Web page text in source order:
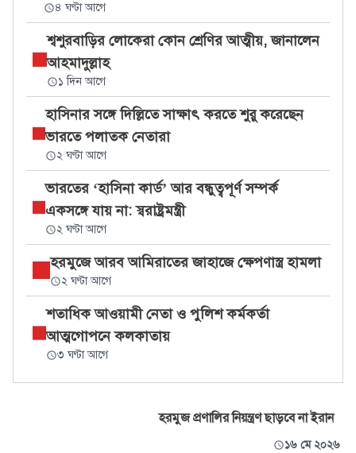
৪ ঘণ্টা আগে
শ্বশুরবাড়ির লোকেরা কোন শ্রেণির আত্মীয়, জানালেন
আহমাদুল্লাহ
১ দিন আগে
হাসিনার সঙ্গে দিল্লিতে সাক্ষাৎ করতে শুরু করেছেন
ভারতে পলাতক নেতারা
২ ঘণ্টা আগে
ভারতের ‘হাসিনা কার্ড’ আর বন্ধুত্বপূর্ণ সম্পর্ক
একসঙ্গে যায় না: স্বরাষ্ট্রমন্ত্রী
২ ঘণ্টা আগে
হরমুজে আরব আমিরাতের জাহাজে ক্ষেপণাস্ত্র হামলা
২ ঘণ্টা আগে
শতাধিক আওয়ামী নেতা ও পুলিশ কর্মকর্তা
আত্মগোপনে কলকাতায়
৩ ঘণ্টা আগে
হরমুজ প্রণালির নিয়ন্ত্রণ ছাড়বে না ইরান
১৬ মে ২০২৬